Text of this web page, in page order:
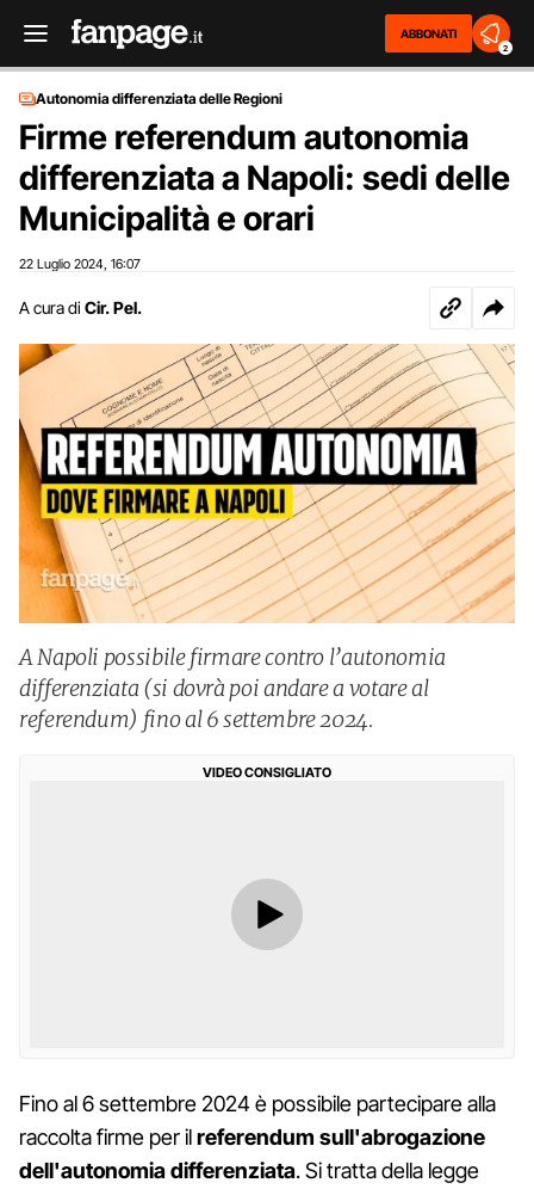
ABBONATI
2
Autonomia differenziata delle Regioni
Firme referendum autonomia
differenziata a Napoli: sedi delle
Municipalità e orari
22 Luglio 2024 16:07
A cura di Cir. Pel.
A Napoli possibile firmare contro l’autonomia
differenziata (si dovrà poi andare a votare al
referendum) fino al 6 settembre 2024.
VIDEO CONSIGLIATO
Fino al 6 settembre 2024 è possibile partecipare alla
raccolta firme per ilreferendum sull'abrogazione
dell'autonomia differenziata. Si tratta della legge